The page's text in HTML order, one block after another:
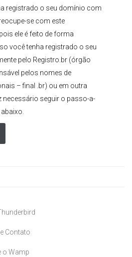
registrado o seu domínio com
se com este
ele é feito de forma
você tenha registrado o seu
pelo Registro.br (órgão
pelos nomes de
– final .br) ou em outra
necessário seguir o passo-a-
Contato
o Wamp